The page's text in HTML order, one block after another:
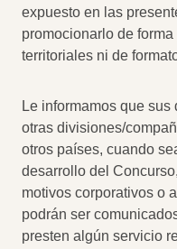
expuesto en las
promocionarlo de
territoriales ni de
Le informamos que
otras divisiones/
otros países, cuando
desarrollo del
motivos corporativos o
podrán ser
presten algún servicio